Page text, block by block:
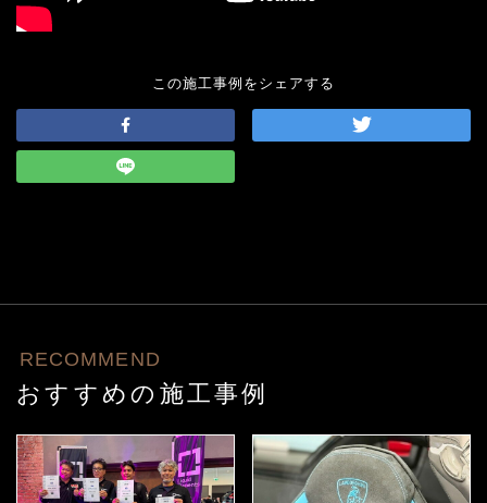
この施工事例をシェアする
RECOMMEND
おすすめの施工事例